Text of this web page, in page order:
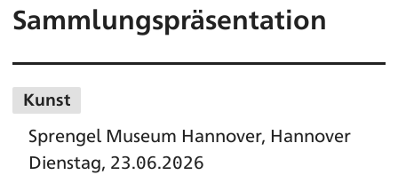
Sammlungspräsentation
Kunst
Sprengel Museum Hannover, Hannover
Dienstag, 23.06.2026